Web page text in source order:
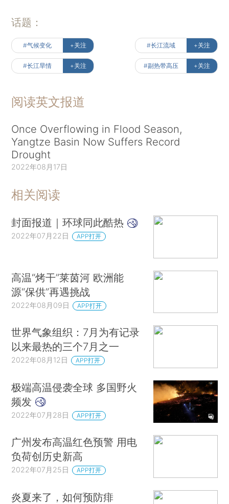
话题：
#气候变化 +关注 #长江流域 +关注
#长江旱情 +关注 #副热带高压 +关注
阅读英文报道
Once Overflowing in Flood Season,
Yangtze Basin Now Suffers Record
Drought
2022年08月17日
相关阅读
封面报道｜环球同此酷热
2022年07月22日 APP打开
高温“烤干”莱茵河 欧洲能
源“保供”再遇挑战
2022年08月09日 APP打开
世界气象组织：7月为有记录
以来最热的三个7月之一
2022年08月12日 APP打开
极端高温侵袭全球 多国野火
频发
2022年07月28日 APP打开
广州发布高温红色预警 用电
负荷创历史新高
2022年07月25日 APP打开
炎夏来了，如何预防痱